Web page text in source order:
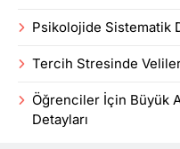
Psikolojide Sistematik
Tercih Stresinde
Öğrenciler İçin Büyük
Detayları